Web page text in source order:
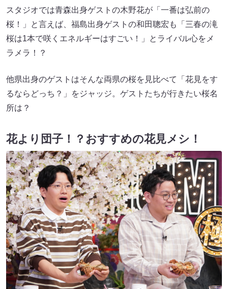
スタジオでは青森出身ゲストの木野花が「一番は弘前の
桜！」と言えば、福島出身ゲストの和田聰宏も「三春の滝
桜は1本で咲くエネルギーはすごい！」とライバル心をメ
ラメラ！？
他県出身のゲストはそんな両県の桜を見比べて「花見をす
るならどっち？」をジャッジ。ゲストたちが行きたい桜名
所は？
花より団子！？おすすめの花見メシ！